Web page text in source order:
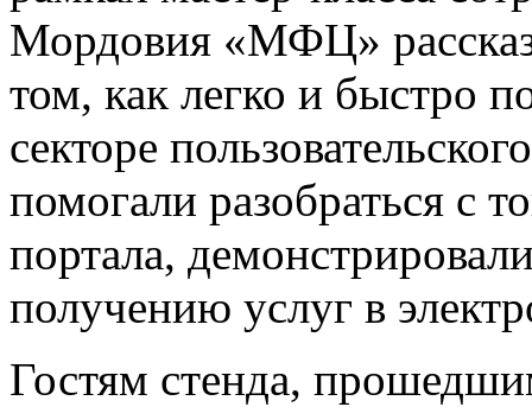
Мордовия «МФЦ»
том, как легко и быстро
секторе
помогали разобраться с
портала,
получению услуг в
Гостям стенда,